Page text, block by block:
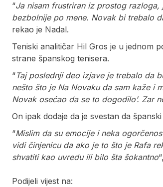
“Ja nisam frustriran iz prostog
bezbolnije po mene. Novak bi trebalo
rekao je Nadal.
Teniski analitičar Hil Gros je u jednom
strane španskog tenisera.
“Taj poslednji deo izjave je trebalo da
nešto što je Na Novaku da sam kaže i
Novak osećao da se to dogodilo’. Zar
On ipak dodaje da je svestan da
“Mislim da su emocije i neka
vidi činjenicu da ako je to što je Rafa
shvatiti kao uvredu ili bilo šta šokantno
Podijeli vijest na: